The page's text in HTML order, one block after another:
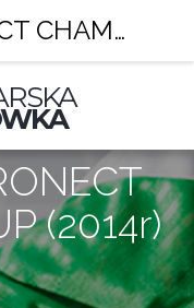
(2014r)
(10.11.2024) PRONECT CHAMPION CUP (2014r) – Pasja Hajnówka